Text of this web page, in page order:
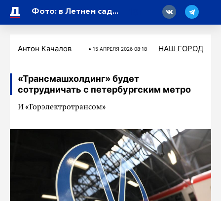
Фото: в Летнем саду Петербурга сняли зимние футляры со скульптур
Антон Качалов 15 АПРЕЛЯ 2026 08:18 НАШ ГОРОД
«Трансмашхолдинг» будет
сотрудничать с петербургским метро
И «Горэлектротрансом»